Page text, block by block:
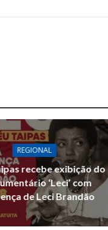
REGIONAL
recebe exibição do
‘Leci’ com
de Leci Brandão